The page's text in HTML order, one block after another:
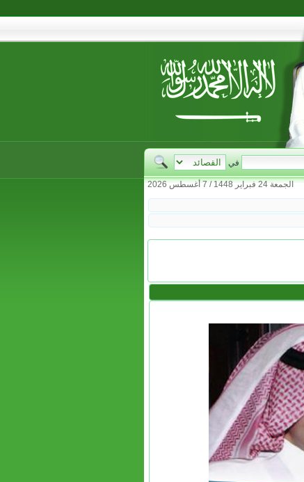
في
الجمعة 24 فبراير 1448 / 7 أغسطس 2026